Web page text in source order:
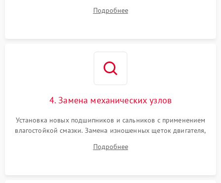
Восстановление целостности проводки и контактов.
Подробнее
4. Замена механических узлов
Установка новых подшипников и сальников с применением
влагостойкой смазки. Замена изношенных щеток двигателя,
или поврежденной резиновой манжеты.
Подробнее